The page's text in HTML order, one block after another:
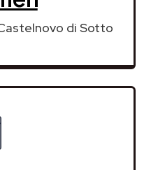
di Sotto